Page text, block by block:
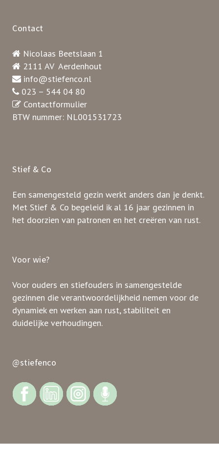
Contact
Nicolaas Beetslaan 1
2111 AV Aerdenhout
info@stiefenco.nl
023 – 544 04 80
Contactformulier
BTW nummer: NL001531723
Stief & Co
Een samengesteld gezin werkt anders dan je denkt.
Met Stief & Co begeleid ik al 16 jaar gezinnen in
het doorzien van patronen en het creëren van rust.
Voor wie?
Voor ouders en stiefouders in samengestelde
gezinnen die verantwoordelijkheid nemen voor de
dynamiek en werken aan rust, stabiliteit en
duidelijke verhoudingen.
@stiefenco